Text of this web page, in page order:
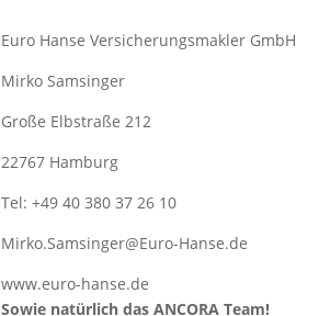
Euro Hanse Versicherungsmakler GmbH
Mirko Samsinger
Große Elbstraße 212
22767 Hamburg
Tel: +49 40 380 37 26 10
Mirko.Samsinger@Euro-Hanse.de
www.euro-hanse.de
Sowie natürlich das ANCORA Team!